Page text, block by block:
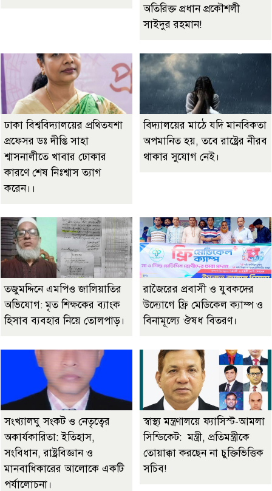
অতিরিক্ত প্রধান প্রকৌশলী
সাইদুর রহমান!
ঢাকা বিশ্ববিদ্যালয়ের প্রথিতযশা
প্রফেসর ডঃ দীপ্তি সাহা
শ্বাসনালীতে খাবার ঢোকার
কারণে শেষ নিঃশ্বাস ত্যাগ
করেন।।
বিদ্যালয়ের মাঠে যদি মানবিকতা
অপমানিত হয়, তবে রাষ্ট্রের নীরব
থাকার সুযোগ নেই।
তজুমদ্দিনে এমপিও জালিয়াতির
অভিযোগ: মৃত শিক্ষকের ব্যাংক
হিসাব ব্যবহার নিয়ে তোলপাড়।
রাজৈরের‌ প্রবাসী ও যুবকদের
উদ্যোগে ফ্রি মেডিকেল ক্যাম্প ও
বিনামূল্যে ঔষধ বিতরণ।
সংখ্যালঘু সংকট ও নেতৃত্বের
অকার্যকারিতা: ইতিহাস,
সংবিধান, রাষ্ট্রবিজ্ঞান ও
মানবাধিকারের আলোকে একটি
পর্যালোচনা।
স্বাস্থ্য মন্ত্রণালয়ে ফ্যাসিস্ট-আমলা
সিন্ডিকেট: মন্ত্রী, প্রতিমন্ত্রীকে
তোয়াক্কা করছেন না চুক্তিভিত্তিক
সচিব!